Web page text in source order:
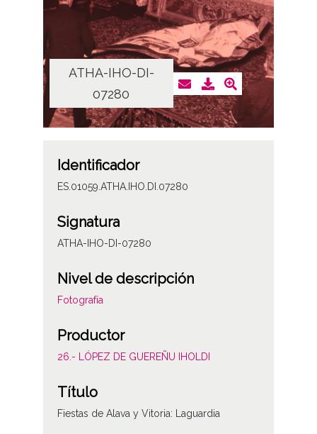
ATHA-IHO-DI-
07280
Identificador
ES.01059.ATHA.IHO.DI.07280
Signatura
ATHA-IHO-DI-07280
Nivel de descripción
Fotografía
Productor
26.- LÓPEZ DE GUEREÑU IHOLDI
Título
Fiestas de Alava y Vitoria: Laguardia